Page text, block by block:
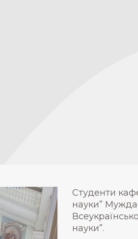
Студенти
науки”
науки”.